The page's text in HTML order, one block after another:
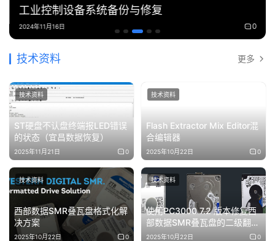
工业控制设备系统备份与修复
2024年11月16日 0
技术资料 更多
ST硬盘不认盘终端报LED错误
的状态（宜昌数据恢复）
2025年11月21日 0
技术资料
Flash Extractor Mix Editor混
合编辑器
2025年10月22日 0
技术资料
西部数据SMR叠瓦盘格式化解
决方案
2025年10月22日 0
技术资料
使用PC3000 7.2 版本修复西
部数据SMR叠瓦盘的二级翻译
器（T2）
2025年10月22日 0
技术资料